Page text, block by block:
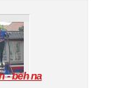
- běh na